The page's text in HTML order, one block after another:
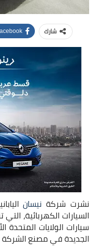
شارك
نشرت شركة نيسان
السيارات الكهربائية،
سيارات الولايات المتحدة
الجديدة في مصنع